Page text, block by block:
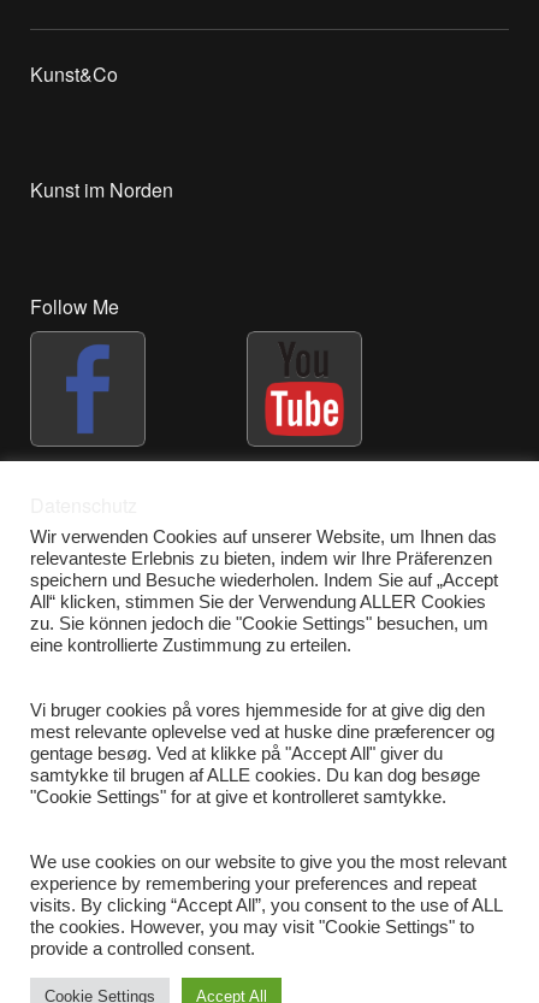
Kunst&Co
Kunst im Norden
Follow Me
Wir verwenden Cookies auf unserer Website, um Ihnen das
relevanteste Erlebnis zu bieten, indem wir Ihre Präferenzen
speichern und Besuche wiederholen. Indem Sie auf „Accept
All“ klicken, stimmen Sie der Verwendung ALLER Cookies
zu. Sie können jedoch die "Cookie Settings" besuchen, um
eine kontrollierte Zustimmung zu erteilen.
Vi bruger cookies på vores hjemmeside for at give dig den
mest relevante oplevelse ved at huske dine præferencer og
gentage besøg. Ved at klikke på "Accept All" giver du
samtykke til brugen af ALLE cookies. Du kan dog besøge
"Cookie Settings" for at give et kontrolleret samtykke.
We use cookies on our website to give you the most relevant
experience by remembering your preferences and repeat
visits. By clicking “Accept All”, you consent to the use of ALL
the cookies. However, you may visit "Cookie Settings" to
provide a controlled consent.
Cookie Settings Accept All